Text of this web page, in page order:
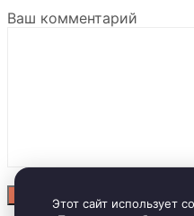
Ваш комментарий
Этот сайт использует